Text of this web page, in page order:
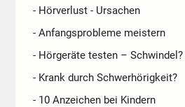
- Hörverlust - Ursachen
- Anfangsprobleme meistern
- Hörgeräte testen – Schwindel?
- Krank durch Schwerhörigkeit?
- 10 Anzeichen bei Kindern